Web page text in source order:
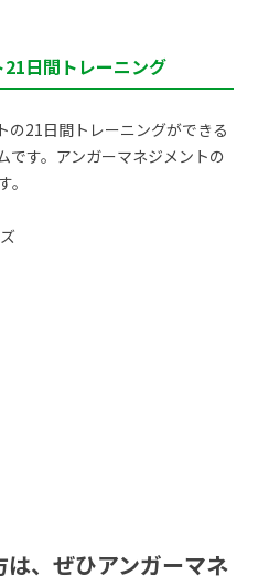
日間トレーニング
の21日間トレーニングができる
です。アンガーマネジメントの
、ぜひアンガーマネ